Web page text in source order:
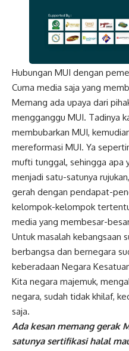
Hubungan MUI dengan
Cuma media saja yang
Memang ada upaya dari
mengganggu MUI. Tadinya
membubarkan MUI,
mereformasi MUI. Ya
mufti tunggal, sehingga apa
menjadi satu-satunya
gerah dengan pendapat-
kelompok-kelompok
media yang membesar-
Untuk masalah kebangsaan
berbangsa dan bernegara
keberadaan Negara
Kita negara majemuk,
negara, sudah tidak khilaf,
saja.
Ada kesan memang gerak
satunya sertifikasi halal